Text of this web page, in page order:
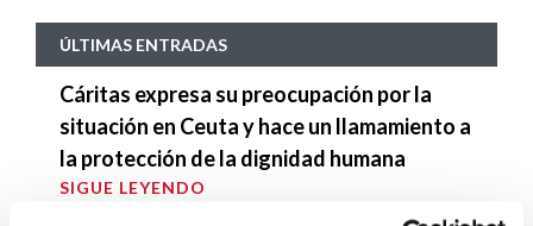
ÚLTIMAS ENTRADAS
Cáritas expresa su preocupación por la
situación en Ceuta y hace un llamamiento a
la protección de la dignidad humana
SIGUE LEYENDO